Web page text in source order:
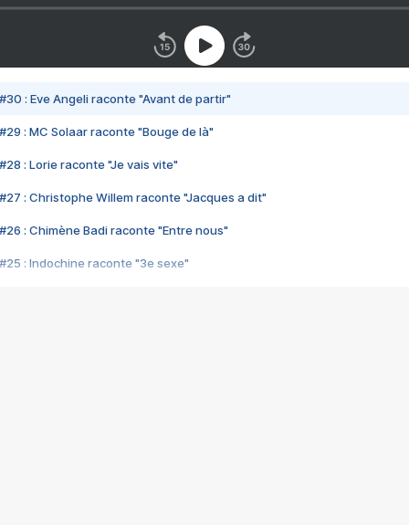
#30 : Eve Angeli raconte "Avant de partir"
#29 : MC Solaar raconte "Bouge de là"
#28 : Lorie raconte "Je vais vite"
#27 : Christophe Willem raconte "Jacques a dit"
#26 : Chimène Badi raconte "Entre nous"
#25 : Indochine raconte "3e sexe"